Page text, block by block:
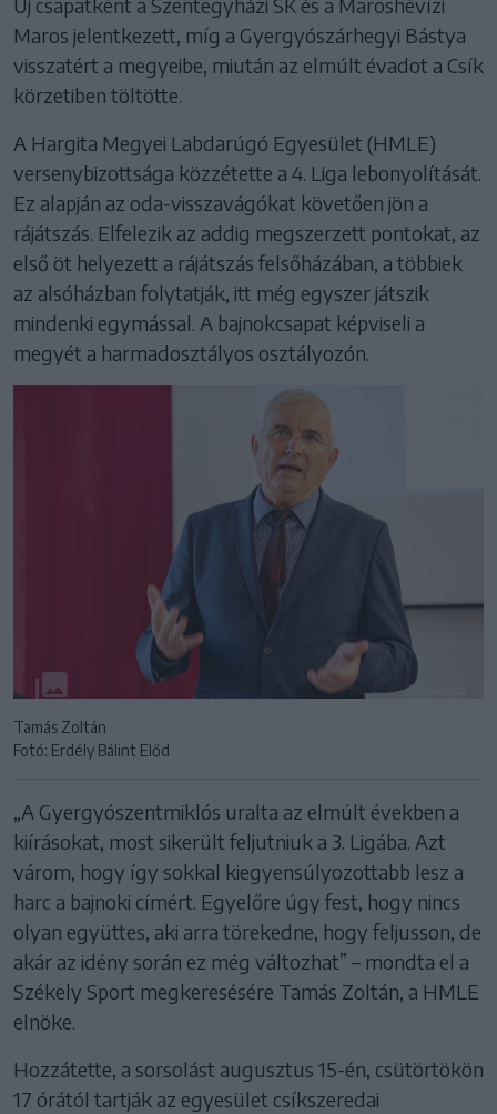
Maros jelentkezett, míg a Gyergyószárhegyi Bástya
visszatért a megyeibe, miután az elmúlt évadot a Csík
körzetiben töltötte.
A Hargita Megyei Labdarúgó Egyesület (HMLE)
versenybizottsága közzétette a 4. Liga lebonyolítását.
Ez alapján az oda-visszavágókat követően jön a
rájátszás. Elfelezik az addig megszerzett pontokat, az
első öt helyezett a rájátszás felsőházában, a többiek
az alsóházban folytatják, itt még egyszer játszik
mindenki egymással. A bajnokcsapat képviseli a
megyét a harmadosztályos osztályozón.
Tamás Zoltán
Fotó: Erdély Bálint Előd
„A Gyergyószentmiklós uralta az elmúlt években a
kiírásokat, most sikerült feljutniuk a 3. Ligába. Azt
várom, hogy így sokkal kiegyensúlyozottabb lesz a
harc a bajnoki címért. Egyelőre úgy fest, hogy nincs
olyan együttes, aki arra törekedne, hogy feljusson, de
akár az idény során ez még változhat” – mondta el a
Székely Sport megkeresésére Tamás Zoltán, a HMLE
elnöke.
Hozzátette, a sorsolást augusztus 15-én, csütörtökön
17 órától tartják az egyesület csíkszeredai